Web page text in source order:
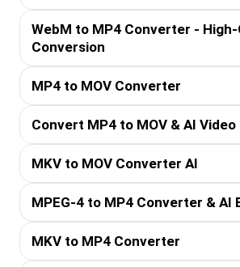
WebM to MP4 Converter -
Conversion
MP4 to MOV Converter
Convert MP4 to MOV & AI Video
MKV to MOV Converter AI
MPEG-4 to MP4 Converter & AI
MKV to MP4 Converter